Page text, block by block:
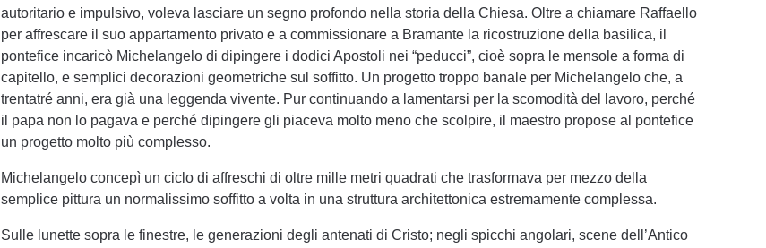
autoritario e impulsivo, voleva lasciare un segno profondo nella storia della Chiesa. Oltre a chiamare Raffaello
per affrescare il suo appartamento privato e a commissionare a Bramante la ricostruzione della basilica, il
pontefice incaricò Michelangelo di dipingere i dodici Apostoli nei “peducci”, cioè sopra le mensole a forma di
capitello, e semplici decorazioni geometriche sul soffitto. Un progetto troppo banale per Michelangelo che, a
trentatré anni, era già una leggenda vivente. Pur continuando a lamentarsi per la scomodità del lavoro, perché
il papa non lo pagava e perché dipingere gli piaceva molto meno che scolpire, il maestro propose al pontefice
un progetto molto più complesso.
Michelangelo concepì un ciclo di affreschi di oltre mille metri quadrati che trasformava per mezzo della
semplice pittura un normalissimo soffitto a volta in una struttura architettonica estremamente complessa.
Sulle lunette sopra le finestre, le generazioni degli antenati di Cristo; negli spicchi angolari, scene dell’Antico